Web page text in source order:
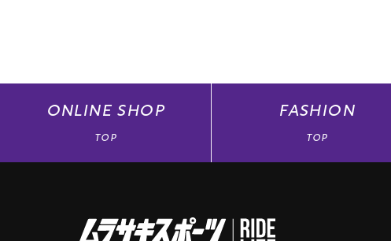
ONLINE SHOP
TOP
FASHION
TOP